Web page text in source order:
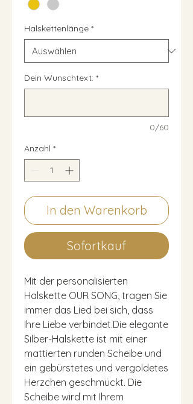
Halskettenlänge *
Dein Wunschtext: *
0/60
Anzahl *
In den Warenkorb
Sofortkauf
Mit der personalisierten
Halskette OUR SONG, tragen Sie
immer das Lied bei sich, dass
Ihre Liebe verbindet.Die elegante
Silber-Halskette ist mit einer
mattierten runden Scheibe und
ein gebürstetes und vergoldetes
Herzchen geschmückt. Die
Scheibe wird mit Ihrem